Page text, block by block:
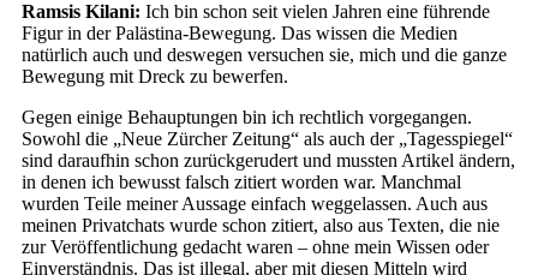
Ramsis Kilani: Ich bin schon seit vielen Jahren eine führende
Figur in der Palästina-Bewegung. Das wissen die Medien
natürlich auch und deswegen versuchen sie, mich und die ganze
Bewegung mit Dreck zu bewerfen.
Gegen einige Behauptungen bin ich rechtlich vorgegangen.
Sowohl die „Neue Zürcher Zeitung“ als auch der „Tagesspiegel“
sind daraufhin schon zurückgerudert und mussten Artikel ändern,
in denen ich bewusst falsch zitiert worden war. Manchmal
wurden Teile meiner Aussage einfach weggelassen. Auch aus
meinen Privatchats wurde schon zitiert, also aus Texten, die nie
zur Veröffentlichung gedacht waren – ohne mein Wissen oder
Einverständnis. Das ist illegal, aber mit diesen Mitteln wird